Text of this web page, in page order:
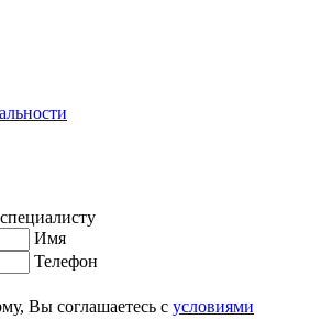
Имя
Телефон
Вы соглашаетесь с условиями